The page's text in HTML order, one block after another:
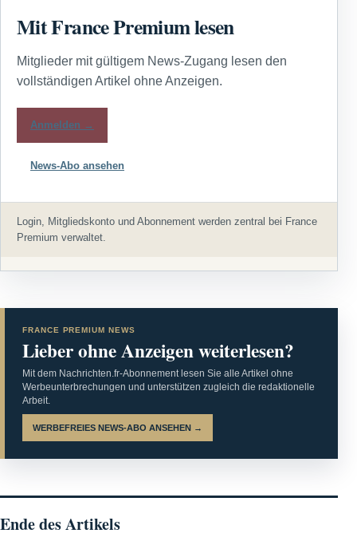
Mit France Premium lesen
Mitglieder mit gültigem News-Zugang lesen den
vollständigen Artikel ohne Anzeigen.
Anmelden →
News-Abo ansehen
Login, Mitgliedskonto und Abonnement werden zentral bei France
Premium verwaltet.
FRANCE PREMIUM NEWS
Lieber ohne Anzeigen weiterlesen?
Mit dem Nachrichten.fr-Abonnement lesen Sie alle Artikel ohne
Werbeunterbrechungen und unterstützen zugleich die redaktionelle
Arbeit.
WERBEFREIES NEWS-ABO ANSEHEN →
Ende des Artikels